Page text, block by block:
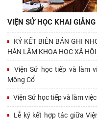
VIỆN SỬ HỌC KHAI
HÀN LÂM KHOA HỌC XÃ
Mông Cổ
Viện Sử học tiếp và làm